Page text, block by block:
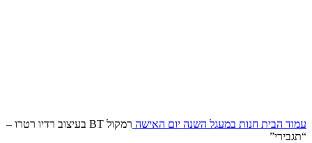
עמוד הבית חנות במעגל השנה יום האישה
רמקול BT בעיצוב רדיו רטרו –
“תגבירי”